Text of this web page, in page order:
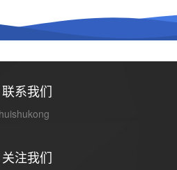
系我们
注我们